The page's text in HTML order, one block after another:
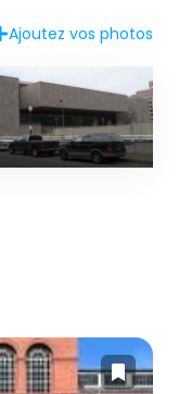
Ajoutez vos photos